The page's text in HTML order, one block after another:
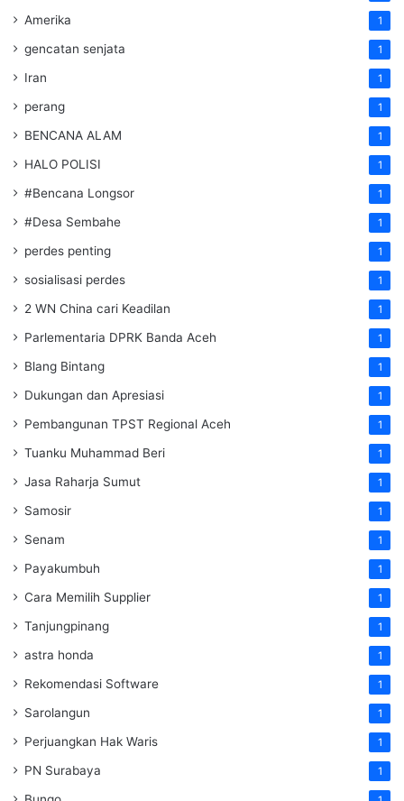
Amerika 1
gencatan senjata 1
Iran 1
perang 1
BENCANA ALAM 1
HALO POLISI 1
#Bencana Longsor 1
#Desa Sembahe 1
perdes penting 1
sosialisasi perdes 1
2 WN China cari Keadilan 1
Parlementaria DPRK Banda Aceh 1
Blang Bintang 1
Dukungan dan Apresiasi 1
Pembangunan TPST Regional Aceh 1
Tuanku Muhammad Beri 1
Jasa Raharja Sumut 1
Samosir 1
Senam 1
Payakumbuh 1
Cara Memilih Supplier 1
Tanjungpinang 1
astra honda 1
Rekomendasi Software 1
Sarolangun 1
Perjuangkan Hak Waris 1
PN Surabaya 1